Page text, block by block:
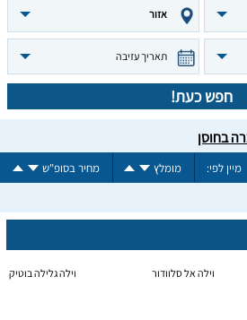
אזור
תאריך עזיבה
חפש כעת!
בחוסן
מיין לפי: מומלץ מחיר בסופ"ש
וילה אל סלוודור וילה גלילה בוטיק